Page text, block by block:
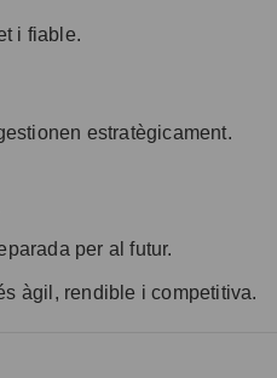
i fiable.
estratègicament.
per al futur.
àgil, rendible i competitiva.